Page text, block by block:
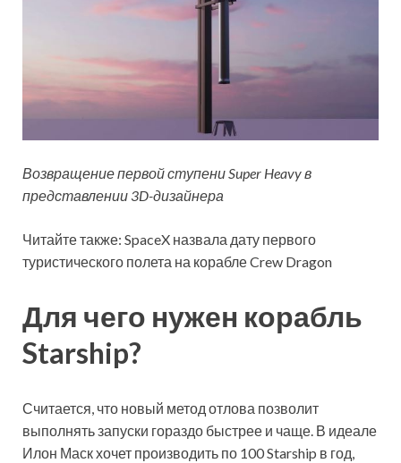
Возвращение первой ступени Super Heavy в
представлении 3D-дизайнера
Читайте также: SpaceX назвала дату первого
туристического полета на корабле Crew Dragon
Для чего нужен корабль
Starship?
Считается, что новый метод отлова позволит
выполнять запуски гораздо быстрее и чаще. В идеале
Илон Маск хочет производить по 100 Starship в год,